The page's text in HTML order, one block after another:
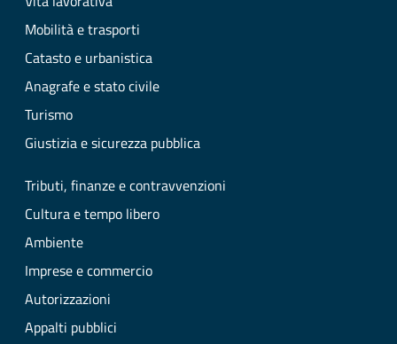
Mobilità e trasporti
Catasto e urbanistica
Anagrafe e stato civile
Turismo
Giustizia e sicurezza pubblica
Tributi, finanze e contravvenzioni
Cultura e tempo libero
Ambiente
Imprese e commercio
Autorizzazioni
Appalti pubblici